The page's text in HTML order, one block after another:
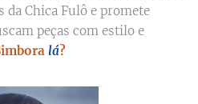
da Chica Fulô e promete
peças com estilo e
lá?